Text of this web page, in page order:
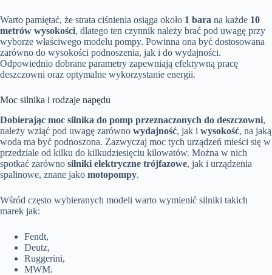
Warto pamiętać, że strata ciśnienia osiąga około 1 bara na każde 10
metrów wysokości, dlatego ten czynnik należy brać pod uwagę przy
wyborze właściwego modelu pompy. Powinna ona być dostosowana
zarówno do wysokości podnoszenia, jak i do wydajności.
Odpowiednio dobrane parametry zapewniają efektywną pracę
deszczowni oraz optymalne wykorzystanie energii.
Moc silnika i rodzaje napędu
Dobierając moc silnika do pomp przeznaczonych do deszczowni,
należy wziąć pod uwagę zarówno wydajność, jak i wysokość, na jaką
woda ma być podnoszona. Zazwyczaj moc tych urządzeń mieści się w
przedziale od kilku do kilkudziesięciu kilowatów. Można w nich
spotkać zarówno silniki elektryczne trójfazowe, jak i urządzenia
spalinowe, znane jako motopompy.
Wśród często wybieranych modeli warto wymienić silniki takich
marek jak:
Fendt,
Deutz,
Ruggerini,
MWM.